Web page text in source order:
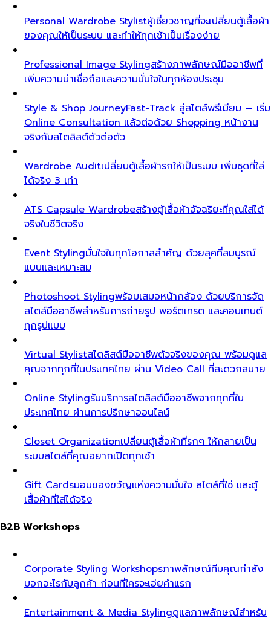
Personal Wardrobe Stylistผู้เชี่ยวชาญที่จะเปลี่ยนตู้เสื้อผ้า
ของคุณให้เป็นระบบ และทำให้ทุกเช้าเป็นเรื่องง่าย
Professional Image Stylingสร้างภาพลักษณ์มืออาชีพที่
เพิ่มความน่าเชื่อถือและความมั่นใจในทุกห้องประชุม
Style & Shop JourneyFast-Track สู่สไตล์พรีเมียม — เริ่ม
Online Consultation แล้วต่อด้วย Shopping หน้างาน
จริงกับสไตลิสต์ตัวต่อตัว
Wardrobe Auditเปลี่ยนตู้เสื้อผ้ารกให้เป็นระบบ เพิ่มชุดที่ใส่
ได้จริง 3 เท่า
ATS Capsule Wardrobeสร้างตู้เสื้อผ้าอัจฉริยะที่คุณใส่ได้
จริงในชีวิตจริง
Event Stylingมั่นใจในทุกโอกาสสำคัญ ด้วยลุคที่สมบูรณ์
แบบและเหมาะสม
Photoshoot Stylingพร้อมเสมอหน้ากล้อง ด้วยบริการจัด
สไตล์มืออาชีพสำหรับการถ่ายรูป พอร์ตเทรต และคอนเทนต์
ทุกรูปแบบ
Virtual Stylistสไตลิสต์มืออาชีพตัวจริงของคุณ พร้อมดูแล
คุณจากทุกที่ในประเทศไทย ผ่าน Video Call ที่สะดวกสบาย
Online Stylingรับบริการสไตลิสต์มืออาชีพจากทุกที่ใน
ประเทศไทย ผ่านการปรึกษาออนไลน์
Closet Organizationเปลี่ยนตู้เสื้อผ้าที่รกๆ ให้กลายเป็น
ระบบสไตล์ที่คุณอยากเปิดทุกเช้า
Gift Cardsมอบของขวัญแห่งความมั่นใจ สไตล์ที่ใช่ และตู้
เสื้อผ้าที่ใส่ได้จริง
B2B Workshops
Corporate Styling Workshopsภาพลักษณ์ทีมคุณกำลัง
บอกอะไรกับลูกค้า ก่อนที่ใครจะเอ่ยคำแรก
Entertainment & Media Stylingดูแลภาพลักษณ์สำหรับ